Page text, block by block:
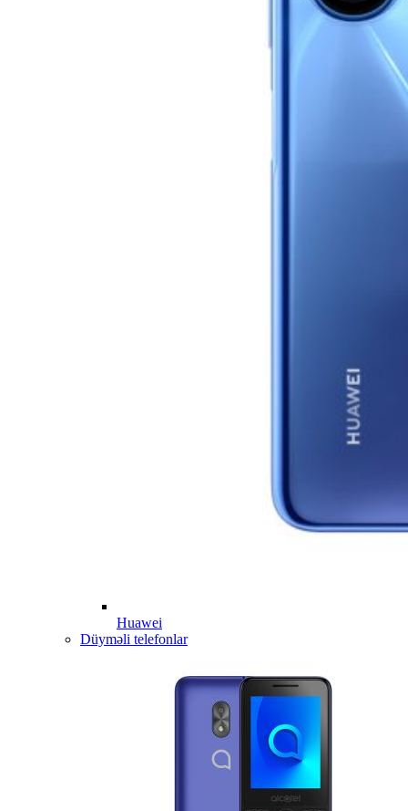
Huawei
Düyməli telefonlar